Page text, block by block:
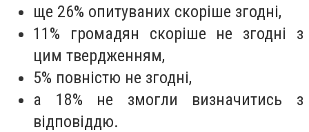
ще 26% опитуваних скоріше згодні,
11% громадян скоріше не згодні з
цим твердженням,
5% повністю не згодні,
а 18% не змогли визначитись з
відповіддю.